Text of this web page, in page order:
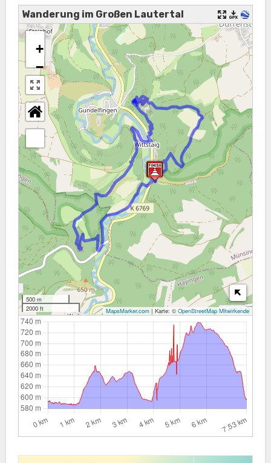
Wanderung im Großen Lautertal
+
−
500 m
2000 ft
MapsMarker.com | Karte: ©OpenStreetMap Mitwirkende